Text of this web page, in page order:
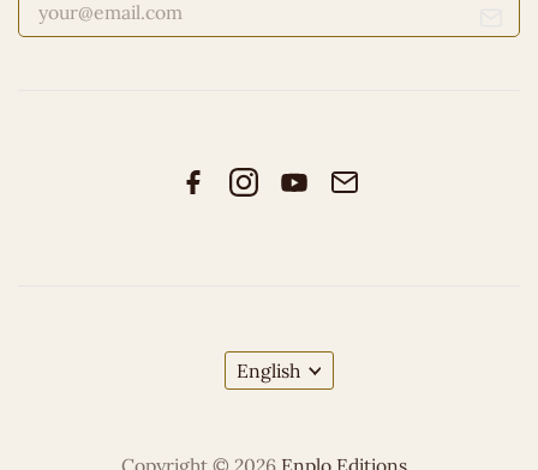
English
Copyright © 2026 Enplo Editions